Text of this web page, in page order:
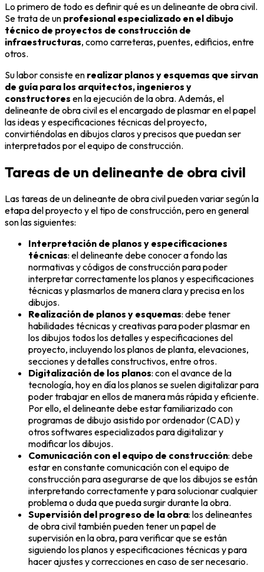
Lo primero de todo es definir qué es un delineante de obra civil.
Se trata de un profesional especializado en el dibujo
técnico de proyectos de construcción de
infraestructuras, como carreteras, puentes, edificios, entre
otros.
Su labor consiste en realizar planos y esquemas que sirvan
de guía para los arquitectos, ingenieros y
constructores en la ejecución de la obra. Además, el
delineante de obra civil es el encargado de plasmar en el papel
las ideas y especificaciones técnicas del proyecto,
convirtiéndolas en dibujos claros y precisos que puedan ser
interpretados por el equipo de construcción.
Tareas de un delineante de obra civil
Las tareas de un delineante de obra civil pueden variar según la
etapa del proyecto y el tipo de construcción, pero en general
son las siguientes:
Interpretación de planos y especificaciones
técnicas: el delineante debe conocer a fondo las
normativas y códigos de construcción para poder
interpretar correctamente los planos y especificaciones
técnicas y plasmarlos de manera clara y precisa en los
dibujos.
Realización de planos y esquemas: debe tener
habilidades técnicas y creativas para poder plasmar en
los dibujos todos los detalles y especificaciones del
proyecto, incluyendo los planos de planta, elevaciones,
secciones y detalles constructivos, entre otros.
Digitalización de los planos: con el avance de la
tecnología, hoy en día los planos se suelen digitalizar para
poder trabajar en ellos de manera más rápida y eficiente.
Por ello, el delineante debe estar familiarizado con
programas de dibujo asistido por ordenador (CAD) y
otros softwares especializados para digitalizar y
modificar los dibujos.
Comunicación con el equipo de construcción: debe
estar en constante comunicación con el equipo de
construcción para asegurarse de que los dibujos se están
interpretando correctamente y para solucionar cualquier
problema o duda que pueda surgir durante la obra.
Supervisión del progreso de la obra: los delineantes
de obra civil también pueden tener un papel de
supervisión en la obra, para verificar que se están
siguiendo los planos y especificaciones técnicas y para
hacer ajustes y correcciones en caso de ser necesario.